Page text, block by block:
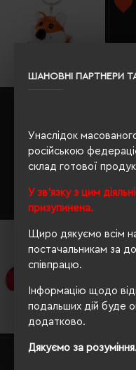
ШАНОВНІ ПАРТНЕРИ
Унаслідок
російською
склад готової
У зв'язку з цим
призупинена.
Щиро дякуємо всім
постачальникам за
співпрацю.
Інформацію щодо
подальших дій буде
додатково.
Дякуємо за
Кількість кольорів:
Модель: HE755(Fofcio)
Детальніше...
Брелок-відкривачка Voyager